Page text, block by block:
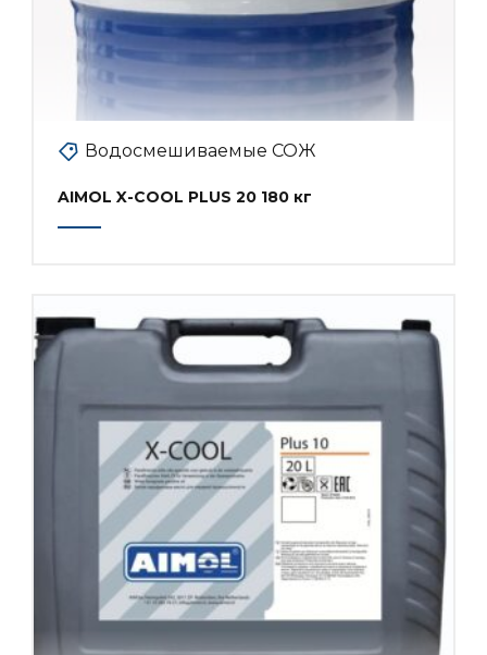
Водосмешиваемые СОЖ
AIMOL X-COOL PLUS 20 180 кг